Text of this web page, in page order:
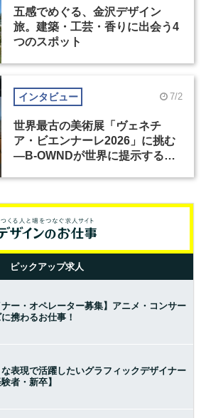
五感でめぐる、金沢デザイン
旅。建築・工芸・香りに出会う4
つのスポット
インタビュー 7/2
世界最古の美術展「ヴェネチ
ア・ビエンナーレ2026」に挑む
―B-OWNDが世界に提示する美
ピックアップ求人
ナー・オペレーター募集】アニメ・コンサー
携わるお仕事！
表現で活躍したいグラフィックデザイナー
者・新卒】